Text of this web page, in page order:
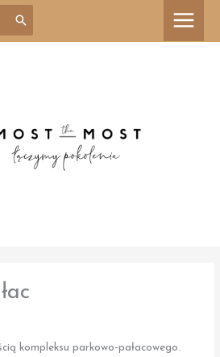
kompleksu parkowo-pałacowego.